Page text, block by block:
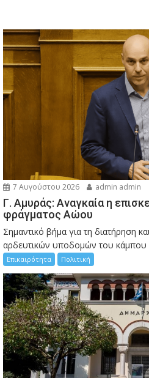
7 Αυγούστου 2026 admin admin
Γ. Αμυράς: Αναγκαία η
φράγματος Αώου
Σημαντικό βήμα για τη διατήρηση
αρδευτικών υποδομών του κάμπου
Επικαιρότητα Πολιτική